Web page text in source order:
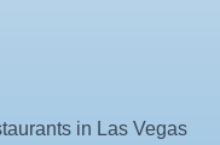
in Las Vegas